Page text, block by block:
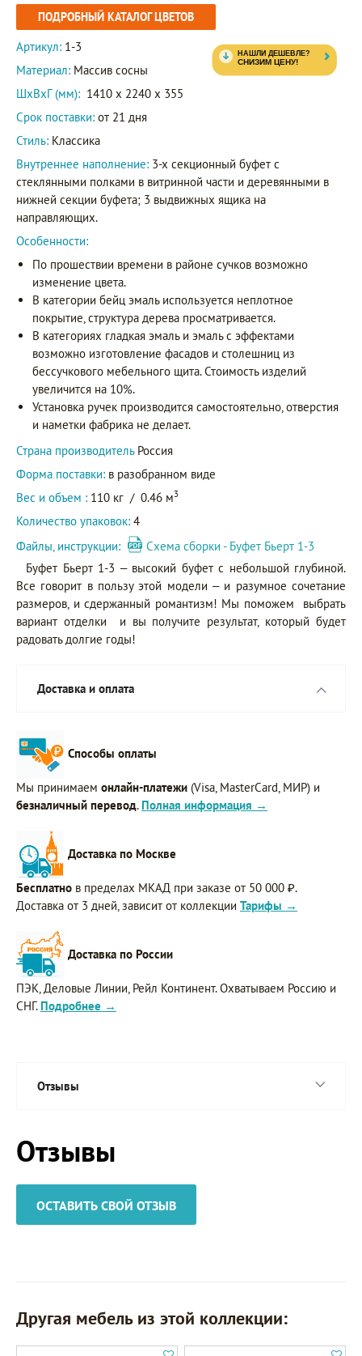
ПОДРОБНЫЙ КАТАЛОГ ЦВЕТОВ
Артикул: 1-3
Материал: Массив сосны
ШxВxГ (мм): 1410 x 2240 x 355
Срок поставки: от 21 дня
Стиль: Классика
Внутреннее наполнение: 3-х секционный буфет с
стеклянными полками в витринной части и деревянными в
нижней секции буфета; 3 выдвижных ящика на
направляющих.
Особенности:
По прошествии времени в районе сучков возможно
изменение цвета.
В категории бейц эмаль используется неплотное
покрытие, структура дерева просматривается.
В категориях гладкая эмаль и эмаль с эффектами
возможно изготовление фасадов и столешниц из
бессучкового мебельного щита. Стоимость изделий
увеличится на 10%.
Установка ручек производится самостоятельно, отверстия
и наметки фабрика не делает.
Страна производитель Россия
Форма поставки: в разобранном виде
Вес и объем : 110 кг / 0.46 м3
Количество упаковок: 4
Файлы, инструкции:
Схема сборки - Буфет Бьерт 1-3
Буфет Бьерт 1-3 – высокий буфет с небольшой глубиной.
Все говорит в пользу этой модели – и разумное сочетание
размеров, и сдержанный романтизм! Мы поможем выбрать
вариант отделки и вы получите результат, который будет
радовать долгие годы!
Доставка и оплата
Способы оплаты
Мы принимаем онлайн-платежи (Visa, MasterCard, МИР) и
безналичный перевод. Полная информация →
Доставка по Москве
Бесплатно в пределах МКАД при заказе от 50 000 ₽.
Доставка от 3 дней, зависит от коллекции Тарифы →
Доставка по России
ПЭК, Деловые Линии, Рейл Континент. Охватываем Россию и
СНГ. Подробнее →
Отзывы
Отзывы
ОСТАВИТЬ СВОЙ ОТЗЫВ
Другая мебель из этой коллекции: